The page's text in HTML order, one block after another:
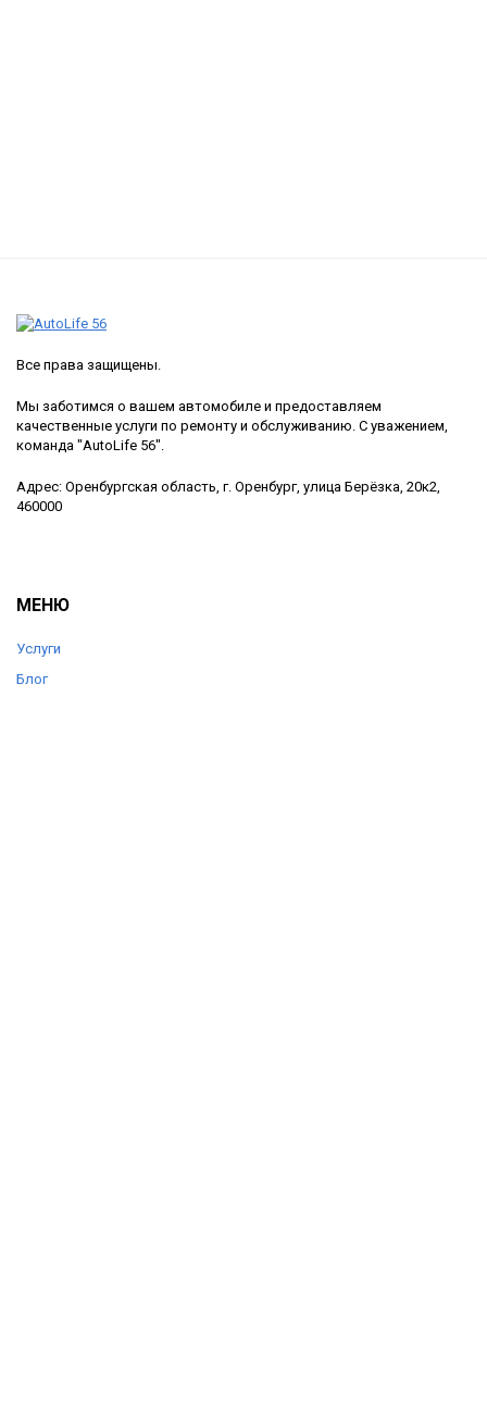
Все права защищены.
Мы заботимся о вашем автомобиле и предоставляем
качественные услуги по ремонту и обслуживанию. С уважением,
команда "AutoLife 56".
Адрес: Оренбургская область, г. Оренбург, улица Берёзка, 20к2,
460000
МЕНЮ
Услуги
Блог